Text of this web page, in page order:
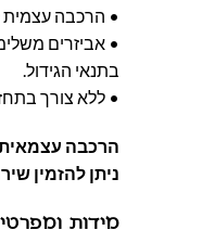
• הרכבה עצמית
• אביזרים
בתנאי הגידול.
• ללא צורך
הרכבה
ניתן להזמין
מידות